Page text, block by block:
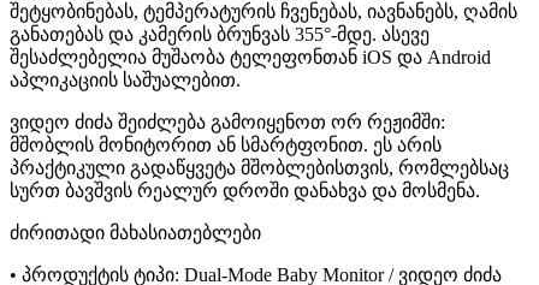
შეტყობინებას, ტემპერატურის ჩვენებას, იავნანებს, ღამის
განათებას და კამერის ბრუნვას 355°-მდე. ასევე
შესაძლებელია მუშაობა ტელეფონთან iOS და Android
აპლიკაციის საშუალებით.
ვიდეო ძიძა შეიძლება გამოიყენოთ ორ რეჟიმში:
მშობლის მონიტორით ან სმარტფონით. ეს არის
პრაქტიკული გადაწყვეტა მშობლებისთვის, რომლებსაც
სურთ ბავშვის რეალურ დროში დანახვა და მოსმენა.
ძირითადი მახასიათებლები
• პროდუქტის ტიპი: Dual-Mode Baby Monitor / ვიდეო ძიძა